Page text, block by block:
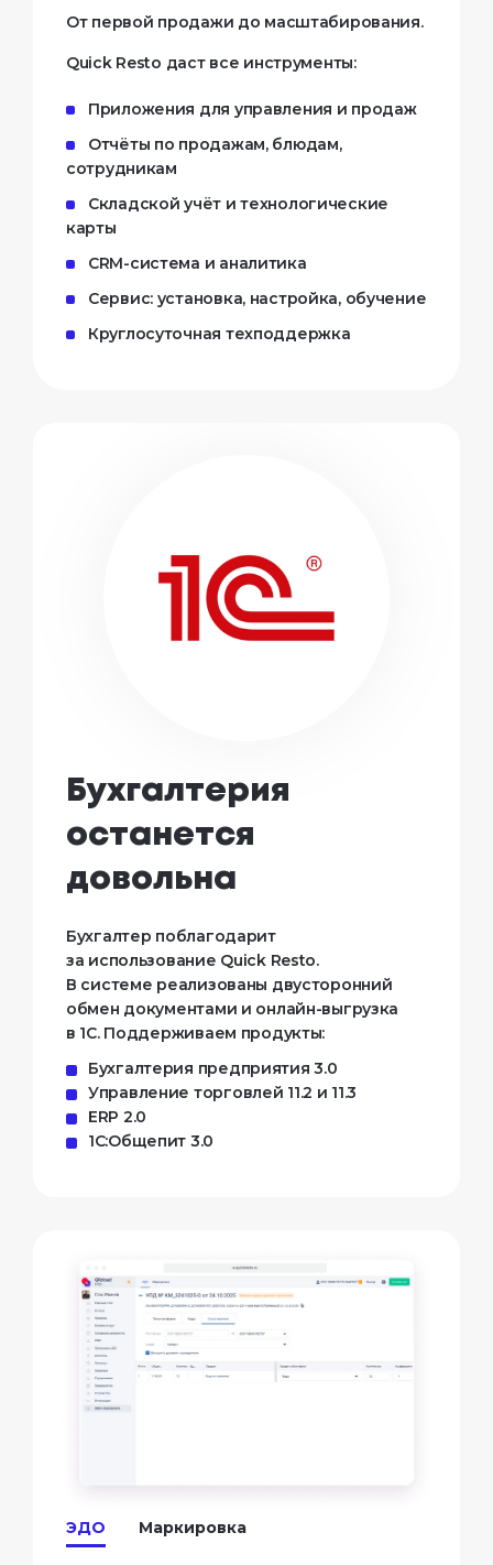
От первой продажи до масштабирования.
Quick Resto даст все инструменты:
Приложения для управления и продаж
Отчёты по продажам, блюдам,
сотрудникам
Складской учёт и технологические
карты
CRM-система и аналитика
Сервис: установка, настройка, обучение
Круглосуточная техподдержка
Бухгалтерия
останется
довольна
Бухгалтер поблагодарит
за использование Quick Resto.
В системе реализованы двусторонний
обмен документами и онлайн-выгрузка
в 1С. Поддерживаем продукты:
Бухгалтерия предприятия 3.0
Управление торговлей 11.2 и 11.3
ERP 2.0
1С:Общепит 3.0
ЭДО Маркировка